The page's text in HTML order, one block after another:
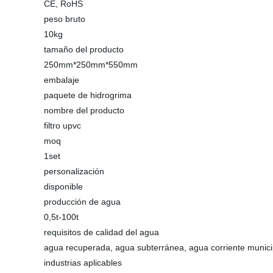
CE, RoHS
peso bruto
10kg
tamaño del producto
250mm*250mm*550mm
embalaje
paquete de hidrogrima
nombre del producto
filtro upvc
moq
1set
personalización
disponible
producción de agua
0,5t-100t
requisitos de calidad del agua
agua recuperada, agua subterránea, agua corriente
industrias aplicables